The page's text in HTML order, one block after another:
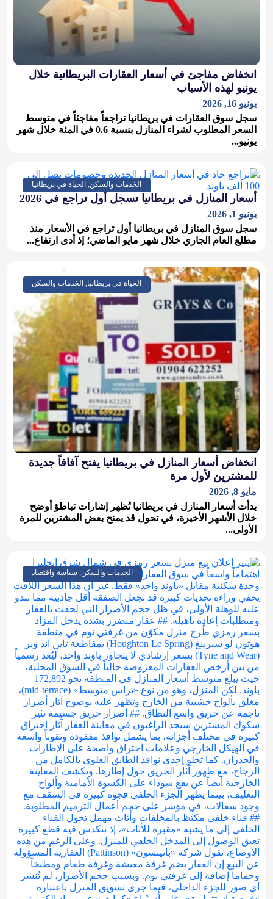
انخفاض مفاجئ في أسعار العقارات البريطانية خلال
يونيو لهذه الأسباب
يونيو 16, 2026
سجل سوق العقارات في بريطانيا تراجعاً مفاجئاً في متوسط
السعر المطلوب لشراء المنازل بنسبة 0.6 في المئة خلال شهر
يونيو...
الخدمات والسكن, الحياة في بريطانيا
أسعار المنازل في بريطانيا تسجل أول تراجع في 2026
يونيو 1, 2026
سجل سوق المنازل في بريطانيا أول تراجع في الأسعار منذ
مطلع العام الجاري خلال شهر مايو الماضي؛ إذ أدى ارتفاع...
الحياة في بريطانيا, الخدمات والسكن
انخفاض أسعار المنازل في بريطانيا يفتح آفاقاً جديدة
للمشترين لأول مرة
مايو 8, 2026
بدأت أسعار المنازل في بريطانيا تُظهر إشارات تباطؤ أوضح
خلال الأشهر الأخيرة، في تحول قد يمنح بعض المشترين للمرة
الأولى...
الخدمات والسكن, سياسة واقتصاد